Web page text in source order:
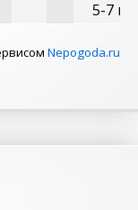
5-7 м/
Nepogoda.ru